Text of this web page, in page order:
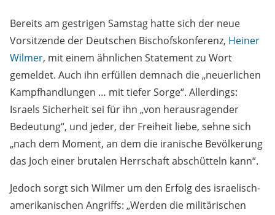
Bereits am gestrigen Samstag hatte sich der neue
Vorsitzende der Deutschen Bischofskonferenz, Heiner
Wilmer, mit einem ähnlichen Statement zu Wort
gemeldet. Auch ihn erfüllen demnach die „neuerlichen
Kampfhandlungen … mit tiefer Sorge“. Allerdings:
Israels Sicherheit sei für ihn „von herausragender
Bedeutung“, und jeder, der Freiheit liebe, sehne sich
„nach dem Moment, an dem die iranische Bevölkerung
das Joch einer brutalen Herrschaft abschütteln kann“.
Jedoch sorgt sich Wilmer um den Erfolg des israelisch-
amerikanischen Angriffs: „Werden die militärischen